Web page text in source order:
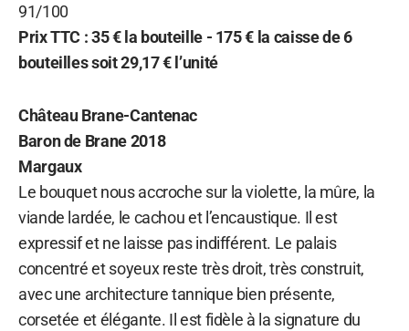
91/100
Prix TTC : 35 € la bouteille - 175 € la caisse de 6
bouteilles soit 29,17 € l’unité
Château Brane-Cantenac
Baron de Brane 2018
Margaux
Le bouquet nous accroche sur la violette, la mûre, la
viande lardée, le cachou et l’encaustique. Il est
expressif et ne laisse pas indifférent. Le palais
concentré et soyeux reste très droit, très construit,
avec une architecture tannique bien présente,
corsetée et élégante. Il est fidèle à la signature du